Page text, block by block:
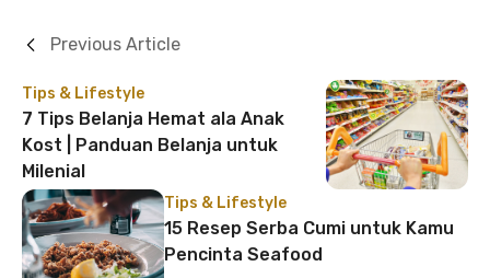
Tips & Lifestyle
7 Tips Belanja Hemat ala Anak
Kost | Panduan Belanja untuk
Milenial
Previous Article
Tips & Lifestyle
15 Resep Serba Cumi untuk Kamu
Pencinta Seafood